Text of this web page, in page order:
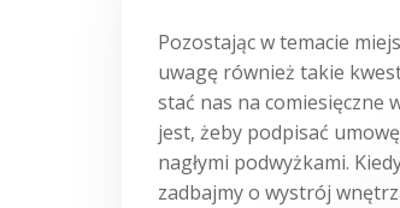
Pozostając w temacie
uwagę również takie
stać nas na comiesięczne
jest, żeby podpisać
nagłymi podwyżkami.
zadbajmy o wystrój